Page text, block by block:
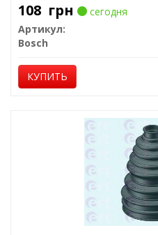
108 грн
сегодня
Артикул:
Bosch
КУПИТЬ